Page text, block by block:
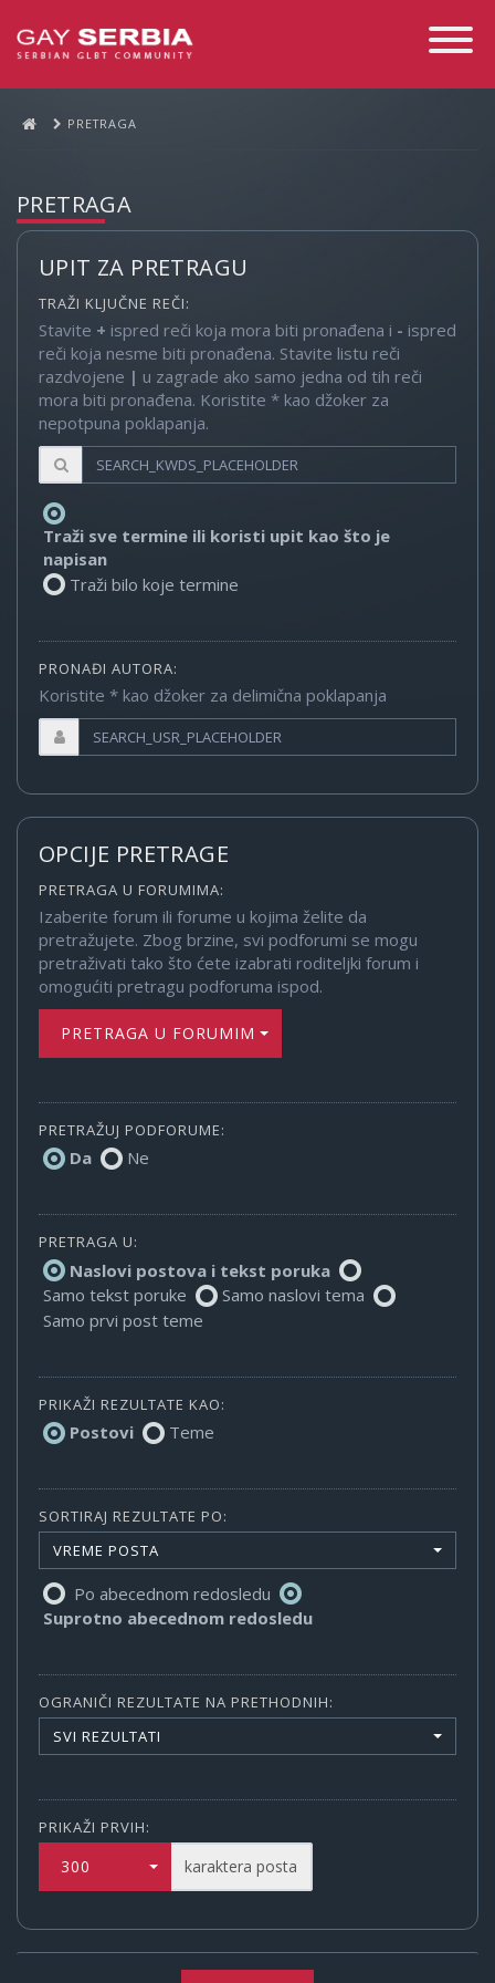
Toggle
PRETRAGA
PRETRAGA
UPIT ZA PRETRAGU
TRAŽI KLJUČNE REČI:
Stavite + ispred reči koja mora biti pronađena i - ispred
reči koja nesme biti pronađena. Stavite listu reči
razdvojene | u zagrade ako samo jedna od tih reči
mora biti pronađena. Koristite * kao džoker za
nepotpuna poklapanja.
Traži sve termine ili koristi upit kao što je
napisan
Traži bilo koje termine
PRONAĐI AUTORA:
Koristite * kao džoker za delimična poklapanja
OPCIJE PRETRAGE
PRETRAGA U FORUMIMA:
Izaberite forum ili forume u kojima želite da
pretražujete. Zbog brzine, svi podforumi se mogu
pretraživati tako što ćete izabrati roditeljki forum i
omogućiti pretragu podforuma ispod.
PRETRAGA U FORUMIMA
PRETRAŽUJ PODFORUME:
Da Ne
PRETRAGA U:
Naslovi postova i tekst poruka
Samo tekst poruke
Samo naslovi tema
Samo prvi post teme
PRIKAŽI REZULTATE KAO:
Postovi Teme
SORTIRAJ REZULTATE PO:
VREME POSTA
Po abecednom redosledu
Suprotno abecednom redosledu
OGRANIČI REZULTATE NA PRETHODNIH:
SVI REZULTATI
PRIKAŽI PRVIH:
300 karaktera posta